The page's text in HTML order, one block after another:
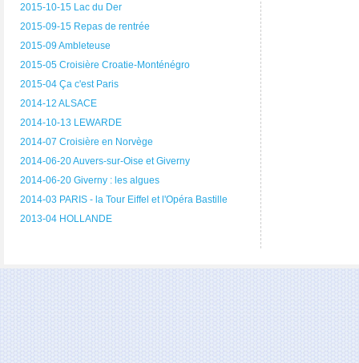
2015-10-15 Lac du Der
2015-09-15 Repas de rentrée
2015-09 Ambleteuse
2015-05 Croisière Croatie-Monténégro
2015-04 Ça c'est Paris
2014-12 ALSACE
2014-10-13 LEWARDE
2014-07 Croisière en Norvège
2014-06-20 Auvers-sur-Oise et Giverny
2014-06-20 Giverny : les algues
2014-03 PARIS - la Tour Eiffel et l'Opéra Bastille
2013-04 HOLLANDE